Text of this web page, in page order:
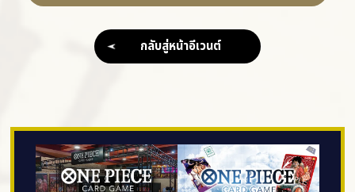
กลับสู่หน้าอีเวนต์